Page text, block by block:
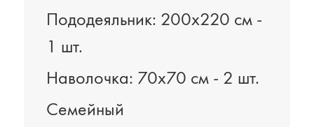
Пододеяльник: 200х220 см -
1 шт.
Наволочка: 70х70 см - 2 шт.
Семейный